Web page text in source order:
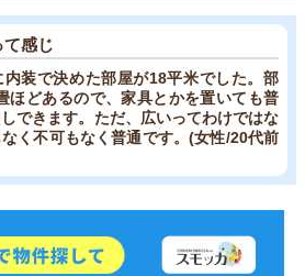
感じ
内装で決めた部屋が18平米でした。部
ほどあるので、家具とかを置いても普
できます。ただ、広いってわけではな
く不可もなく普通です。(女性/20代前